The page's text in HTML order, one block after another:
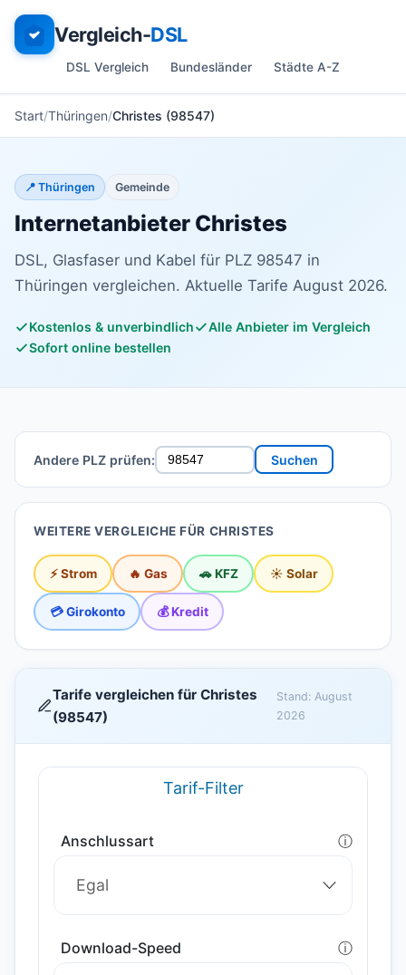
Vergleich-DSL
DSL Vergleich Bundesländer Städte A-Z
Start Thüringen Christes (98547)
📍 Thüringen Gemeinde
Internetanbieter Christes
DSL, Glasfaser und Kabel für PLZ 98547 in
Thüringen vergleichen. Aktuelle Tarife August 2026.
Kostenlos & unverbindlich
Alle Anbieter im Vergleich
Sofort online bestellen
Andere PLZ prüfen: Suchen
WEITERE VERGLEICHE FÜR CHRISTES
⚡ Strom 🔥 Gas 🚗 KFZ ☀️ Solar
💳 Girokonto 💰 Kredit
Tarife vergleichen für Christes
(98547)
Stand: August
2026